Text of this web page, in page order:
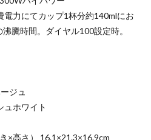
力にてカップ1杯分約140mlにお
騰時間。ダイヤル100設定時。
ジュ
ホワイト
×高さ） 16.1×21.3×16.9cm